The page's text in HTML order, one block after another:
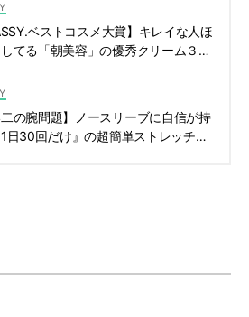
ベストコスメ大賞】キレイな人ほ
てる「朝美容」の優秀クリーム３選
二の腕問題】ノースリーブに自信が持
日30回だけ』の超簡単ストレッチっ